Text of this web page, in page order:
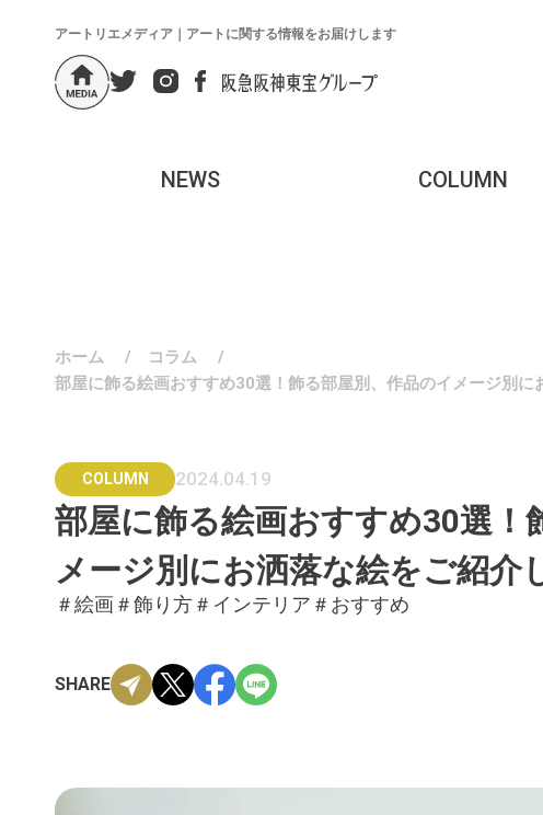
アートリエメディア｜アートに関する情報をお届けします
NEWS COLUMN
ホーム / コラム /
部屋に飾る絵画おすすめ30選！飾る部屋別、作品のイメージ別に
COLUMN 2024.04.19
部屋に飾る絵画おすすめ30選！
メージ別にお洒落な絵をご紹介
＃絵画＃飾り方＃インテリア ＃おすすめ
SHARE